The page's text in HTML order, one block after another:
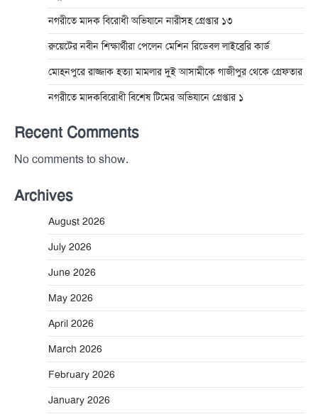
নগরীতে মাদক বিরোধী অভিযানে নারীসহ গ্রেপ্তার ১৩
রুয়েটের নবীন শিক্ষার্থীরা পেলেন মেশিন রিডেবল লাইব্রেরি কার্ড
মোহনপুরে রাজ্জাক হত্যা মামলার দুই আসামীকে গাজীপুর থেকে গ্রেফতার
নগরীতে মাদকবিরোধী বিশেষ টিমের অভিযানে গ্রেপ্তার ১
Recent Comments
No comments to show.
Archives
August 2026
July 2026
June 2026
May 2026
April 2026
March 2026
February 2026
January 2026